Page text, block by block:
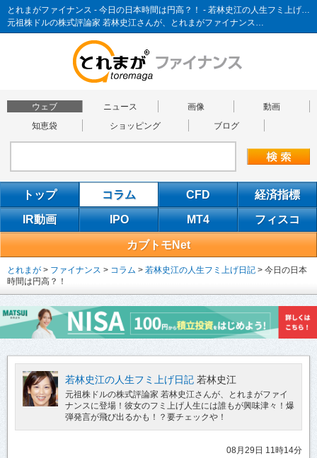
とれまがファイナンス - 今日の日本時間は円高？！ - 若林史江の人生フミ上げ日記
元祖株ドルの株式評論家 若林史江さんが、とれまがファイナンス…
ウェブ ニュース 画像
動画
知恵袋
ショッピング ブログ
トップ コラム CFD 経済指標
IR動画 IPO MT4 フィスコ
カブトモNet
とれまが > ファイナンス > コラム > 若林史江の人生フミ上げ日記 > 今日の日本
時間は円高？！
若林史江の人生フミ上げ日記 若林史江
元祖株ドルの株式評論家 若林史江さんが、とれまがファイ
ナンスに登場！彼女のフミ上げ人生には誰もが興味津々！爆
弾発言が飛び出るかも！？要チェックや！
08月29日 11時14分